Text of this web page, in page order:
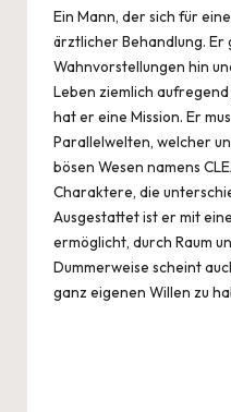
Ein Mann, der sich für
ärztlicher Behandlung. Er
Wahnvorstellungen hin
Leben ziemlich
hat er eine Mission. Er
Parallelwelten, welcher
bösen Wesen namens
Charaktere, die
Ausgestattet ist er mit
ermöglicht, durch Raum
Dummerweise scheint
ganz eigenen Willen zu